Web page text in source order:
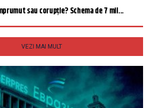
sau corupție? Schema de 7 mil...
VEZI MAI MULT